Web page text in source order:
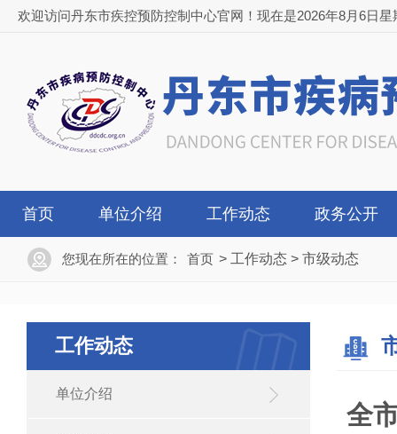
欢迎访问丹东市疾控预防控制中心官网！现在是2026年8月6日星
首页 单位介绍 工作动态 政务公开
您现在所在的位置： 首页 > 工作动态 > 市级动态
工作动态
单位介绍
全